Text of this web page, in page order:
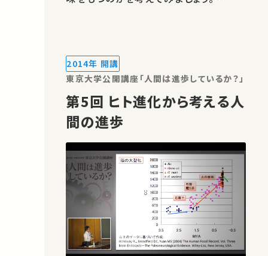
産 ★ 高校生のための東京大学オープ
ン…
2014年 開講
東京大学公開講座「人間は進歩しているか？」
第5回 ヒト進化から考える人
間の進歩